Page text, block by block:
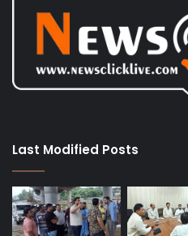
Last Modified Posts